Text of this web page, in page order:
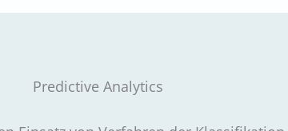
Predictive Analytics